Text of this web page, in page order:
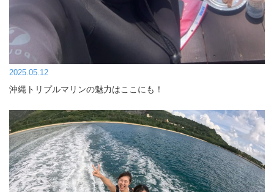
2025.05.12
沖縄トリプルマリンの魅力はここにも！